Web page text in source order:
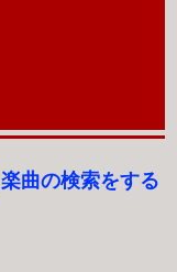
楽曲の検索をする